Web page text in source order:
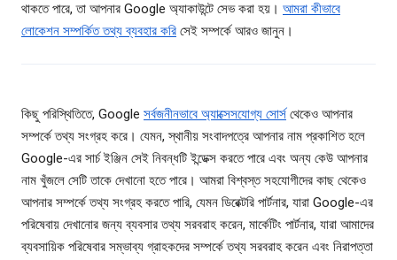
থাকতে পারে, তা আপনার Google অ্যাকাউন্টে সেভ করা হয়। আমরা কীভাবে
লোকেশন সম্পর্কিত তথ্য ব্যবহার করি সেই সম্পর্কে আরও জানুন।
কিছু পরিস্থিতিতে, Google সর্বজনীনভাবে অ্যাক্সেসযোগ্য সোর্সথেকেও আপনার
সম্পর্কে তথ্য সংগ্রহ করে। যেমন, স্থানীয় সংবাদপত্রে আপনার নাম প্রকাশিত হলে
Google-এর সার্চ ইঞ্জিন সেই নিবন্ধটি ইন্ডেক্স করতে পারে এবং অন্য কেউ আপনার
নাম খুঁজলে সেটি তাকে দেখানো হতে পারে। আমরা বিশ্বস্ত সহযোগীদের কাছ থেকেও
আপনার সম্পর্কে তথ্য সংগ্রহ করতে পারি, যেমন ডিরেক্টরি পার্টনার, যারা Google-এর
পরিষেবায় দেখানোর জন্য ব্যবসার তথ্য সরবরাহ করেন, মার্কেটিং পার্টনার, যারা আমাদের
ব্যবসায়িক পরিষেবার সম্ভাব্য গ্রাহকদের সম্পর্কে তথ্য সরবরাহ করেন এবং নিরাপত্তা